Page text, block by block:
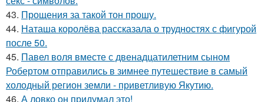
43. Прощения за такой тон прошу.
44. Наташа королёва рассказала о трудностях с фигурой
после 50.
45. Павел воля вместе с двенадцатилетним сыном
Робертом отправились в зимнее путешествие в самый
холодный регион земли - приветливую Якутию.
46. А ловко он придумал это!